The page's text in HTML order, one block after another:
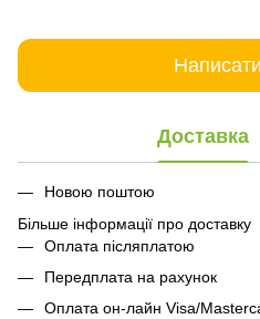
Доставка
Новою поштою
Більше інформації про доставку
Оплата післяплатою
Передплата на рахунок
Оплата он-лайн Visa/